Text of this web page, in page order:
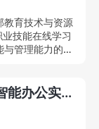
教育技术与资源
技能在线学习
管理能力的复
钉钉办公AI课程上线，助力人工智能办公实战人才培养